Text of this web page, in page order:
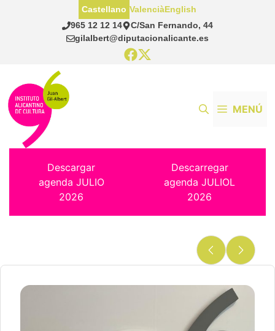
965 12 12 14
C/San Fernando, 44
gilalbert@diputacionalicante.es
Castellano ValenciàEnglish
MENÚ
Descargar
agenda JULIO
2026
Descarregar
agenda JULIOL
2026